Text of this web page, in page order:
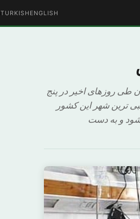
ENGLISH
TURKISH
در ایران طی روزهای اخیر در پنج
ترین شهر این کشور
و به دست